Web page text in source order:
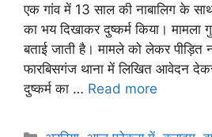
एक गांव में 13 साल की नाबालिग के
का भय दिखाकर दुष्कर्म किया। मामला
बताई जाती है। मामले को लेकर पीड़ित
फारबिसगंज थाना में लिखित आवेदन
दुष्कर्म का … Read more